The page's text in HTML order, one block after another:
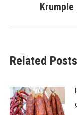
Related Posts